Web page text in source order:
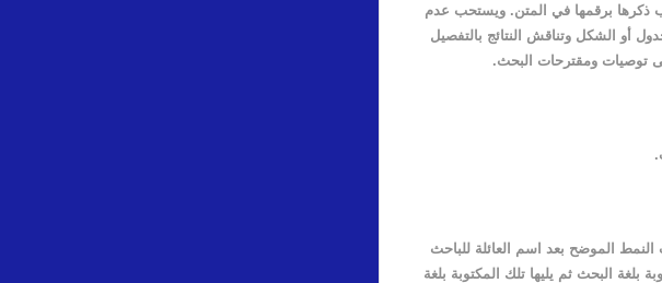
ذكرها برقمها في المتن. ويستحب عدم
أو الشكل وتناقش النتائج بالتفصيل
توصيات ومقترحات البحث.
.
الموضح بعد اسم العائلة للباحث
بلغة البحث ثم يليها تلك المكتوبة بلغة